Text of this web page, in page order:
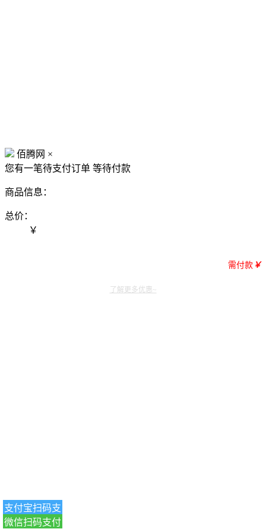
佰腾网 ×
您有一笔待支付订单 等待付款
商品信息：
总价：
￥
需付款 ￥
支付宝扫码支
付
微信扫码支付
了解更多优惠~